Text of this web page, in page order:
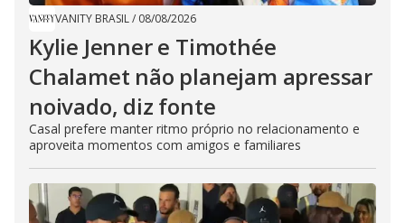
VANITY BRASIL/ 08/08/2026
Kylie Jenner e Timothée
Chalamet não planejam apressar
noivado, diz fonte
Casal prefere manter ritmo próprio no relacionamento e
aproveita momentos com amigos e familiares